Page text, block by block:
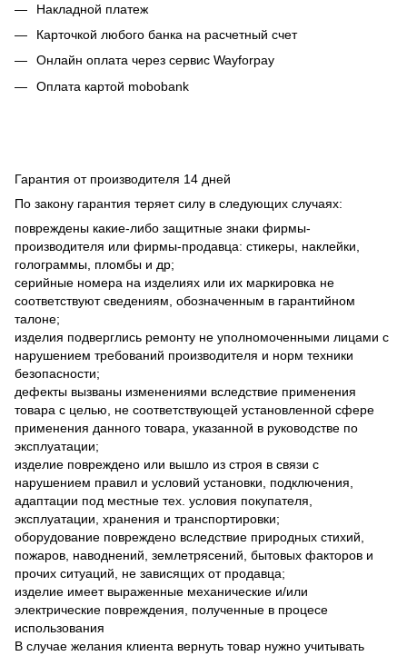
Накладной платеж
Карточкой любого банка на расчетный счет
Онлайн оплата через сервис Wayforpay
Оплата картой mobobank
Гарантия от производителя 14 дней
По закону гарантия теряет силу в следующих случаях:
повреждены какие-либо защитные знаки фирмы-
производителя или фирмы-продавца: стикеры, наклейки,
голограммы, пломбы и др;
серийные номера на изделиях или их маркировка не
соответствуют сведениям, обозначенным в гарантийном
талоне;
изделия подверглись ремонту не уполномоченными лицами с
нарушением требований производителя и норм техники
безопасности;
дефекты вызваны изменениями вследствие применения
товара с целью, не соответствующей установленной сфере
применения данного товара, указанной в руководстве по
эксплуатации;
изделие повреждено или вышло из строя в связи с
нарушением правил и условий установки, подключения,
адаптации под местные тех. условия покупателя,
эксплуатации, хранения и транспортировки;
оборудование повреждено вследствие природных стихий,
пожаров, наводнений, землетрясений, бытовых факторов и
прочих ситуаций, не зависящих от продавца;
изделие имеет выраженные механические и/или
электрические повреждения, полученные в процесе
использования
В случае желания клиента вернуть товар нужно учитывать